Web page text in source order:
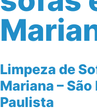
Limpeza de
Mariana – São
Paulista